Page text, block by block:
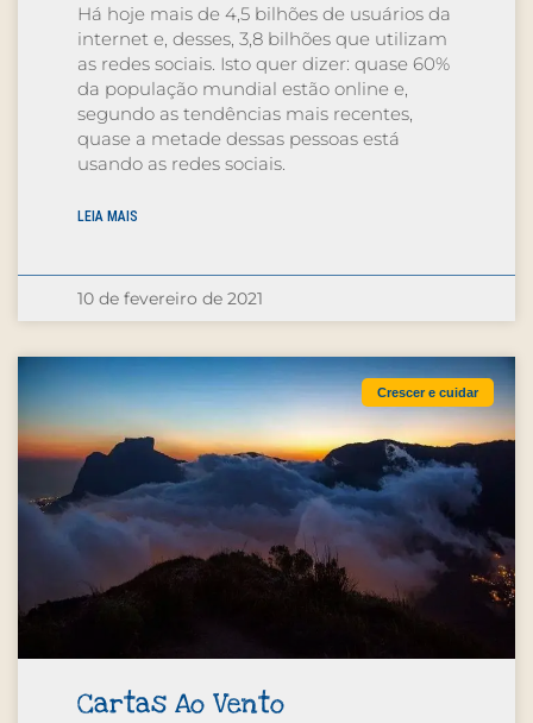
Há hoje mais de 4,5 bilhões de usuários da
internet e, desses, 3,8 bilhões que utilizam
as redes sociais. Isto quer dizer: quase 60%
da população mundial estão online e,
segundo as tendências mais recentes,
quase a metade dessas pessoas está
usando as redes sociais.
LEIA MAIS
10 de fevereiro de 2021
Crescer e cuidar
Cartas Ao Vento